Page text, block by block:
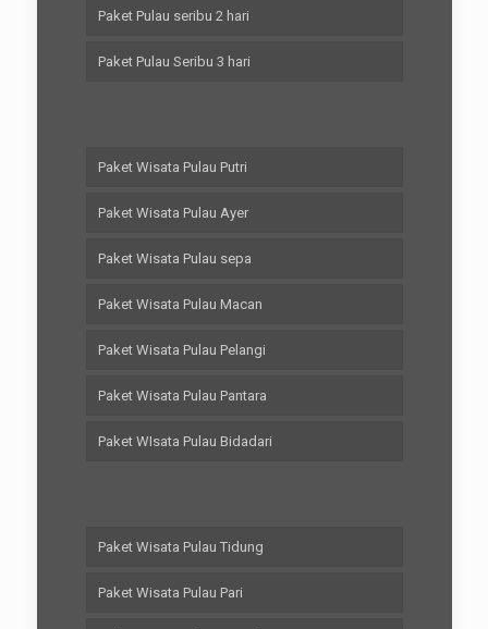
Paket Pulau seribu 2 hari
Paket Pulau Seribu 3 hari
Paket Wisata Pulau Putri
Paket Wisata Pulau Ayer
Paket Wisata Pulau sepa
Paket Wisata Pulau Macan
Paket Wisata Pulau Pelangi
Paket Wisata Pulau Pantara
Paket WIsata Pulau Bidadari
Paket Wisata Pulau Tidung
Paket Wisata Pulau Pari